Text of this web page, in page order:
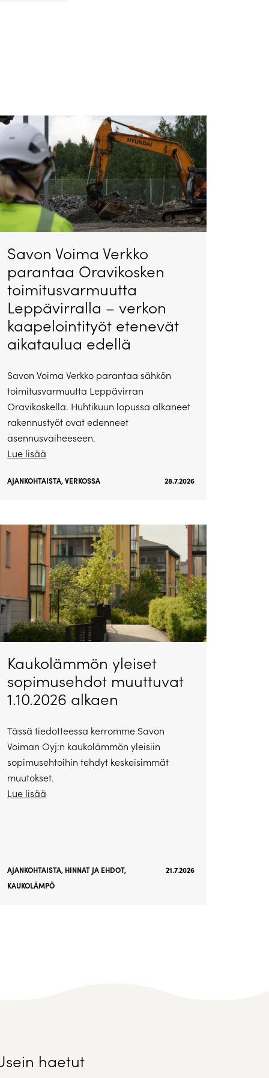
Savon Voima Verkko
parantaa Oravikosken
toimitusvarmuutta
Leppävirralla – verkon
kaapelointityöt etenevät
aikataulua edellä
Savon Voima Verkko parantaa sähkön
toimitusvarmuutta Leppävirran
Oravikoskella. Huhtikuun lopussa alkaneet
rakennustyöt ovat edenneet
asennusvaiheeseen.
Lue lisää
AJANKOHTAISTA,VERKOSSA 28.7.2026
Kaukolämmön yleiset
sopimusehdot muuttuvat
1.10.2026 alkaen
Tässä tiedotteessa kerromme Savon
Voiman Oyj:n kaukolämmön yleisiin
sopimusehtoihin tehdyt keskeisimmät
muutokset.
Lue lisää
AJANKOHTAISTA, HINNAT JA EHDOT,
KAUKOLÄMPÖ
21.7.2026
haetut